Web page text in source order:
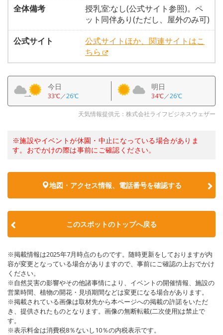
全体備考
授乳室:なし(公式サイト参照)。ペ
ット同伴あり(ただし、屋外のみ可)
公式サイト
公式サイトほか、関連サイトはこ
ちら
今日
33℃／26℃
明日
34℃／26℃
天気情報提供元：株式会社ライフビジネスウェザー
※施設やイベントが休園・中止になっている場合がありま
す。おでかけの際は事前にご確認ください。
地図・アクセス情報、電話番号を確認する
このスポットのトップへ戻る
※掲載情報は2025年7月時点のものです。随時更新をしておりますが内
容が変更となっている場合がありますので、事前にご確認の上おでかけ
ください。
※自然災害の影響やその他諸事情により、イベントの開催情報、施設の
営業時間、植物の開花・見頃期間などは変更になる場合があります。
※掲載されている画像は取材先から本ページへの掲載の許諾をいただ
き、提供されたものとなります。画像の無断転載(二次使用)は禁止で
す。
※表示料金は消費税8％ないし10％の内税表示です。